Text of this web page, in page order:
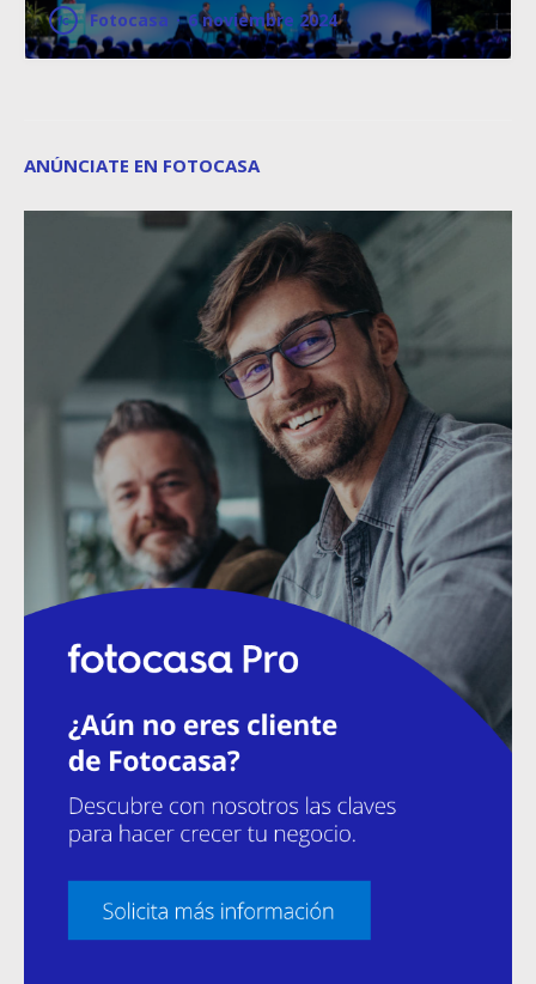
Fotocasa · 6 noviembre 2024
ANÚNCIATE EN FOTOCASA